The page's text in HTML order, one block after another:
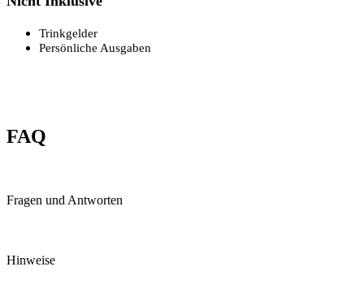
Trinkgelder
Persönliche Ausgaben
FAQ
Fragen und Antworten
Hinweise